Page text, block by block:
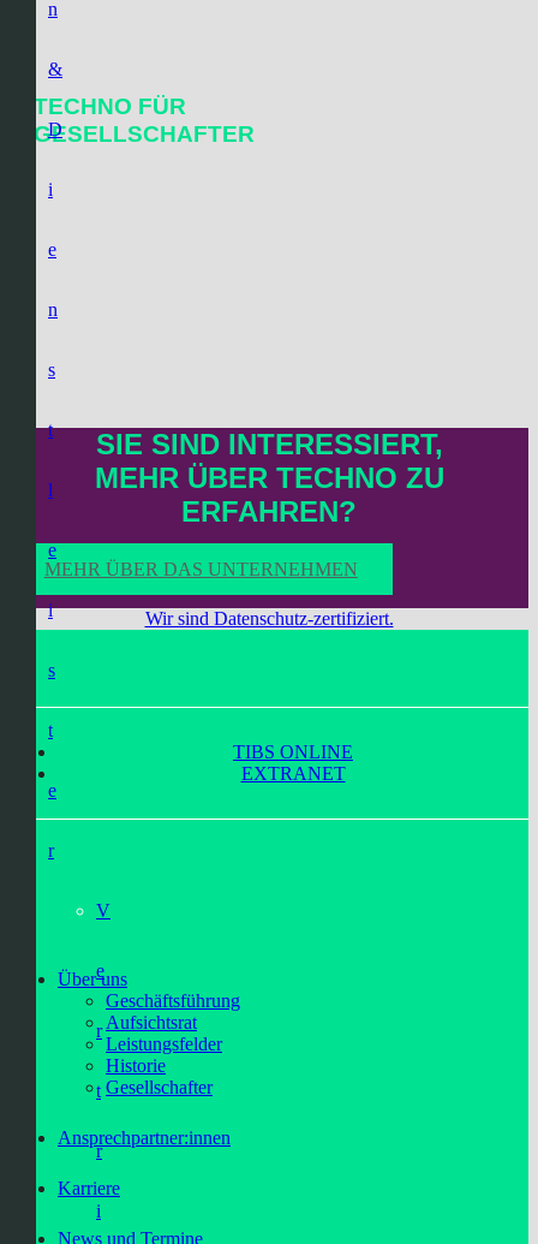
n
&
D
i
e
n
s
t
l
e
i
s
t
e
r
V
e
r
t
r
i
TECHNO FÜR
GESELLSCHAFTER
SIE SIND INTERESSIERT,
MEHR ÜBER TECHNO ZU
ERFAHREN?
MEHR ÜBER DAS UNTERNEHMEN
Wir sind Datenschutz-zertifiziert.
TIBS ONLINE
EXTRANET
Über uns
Geschäftsführung
Aufsichtsrat
Leistungsfelder
Historie
Gesellschafter
Ansprechpartner:innen
Karriere
News und Termine